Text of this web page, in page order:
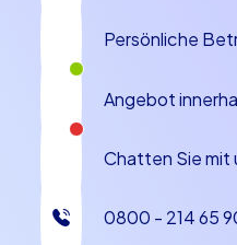
Landschaftspark und
lösen und Punkte zu
Technik ins Spiel: Mit
Tablet erleben Gruppen
der Kreativität und
Viertel Ihres
interaktiven Formaten
Zeitstruktur,
Gelegenheiten für
Persönliche
Angebot
Chatten Sie mit
0800 - 214 65